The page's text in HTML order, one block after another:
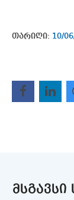
თარიღი: 10/
ᲛᲡᲒᲐᲕᲡᲘ